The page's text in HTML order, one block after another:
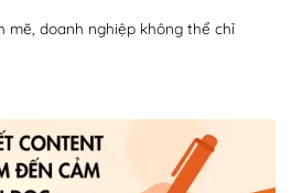
mẽ, doanh nghiệp không thể chỉ